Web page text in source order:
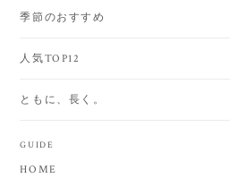
季節のおすすめ
人気TOP12
ともに、長く。
GUIDE
HOME